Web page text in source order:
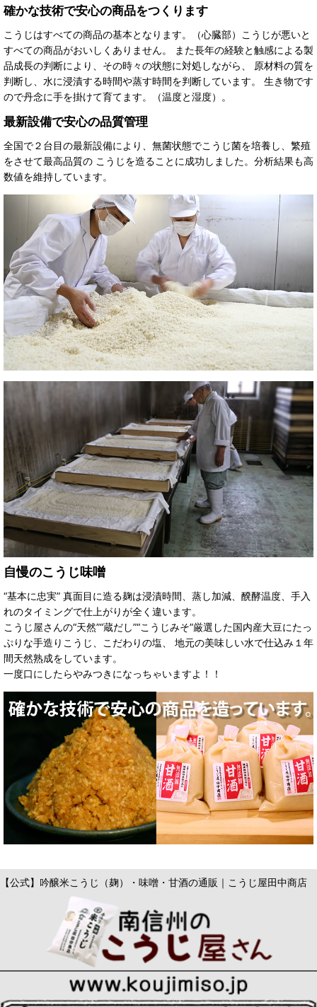
確かな技術で安心の商品をつくります
こうじはすべての商品の基本となります。（心臓部）こうじが悪いと
すべての商品がおいしくありません。 また長年の経験と触感による製
品成長の判断により、その時々の状態に対処しながら、 原材料の質を
判断し、水に浸漬する時間や蒸す時間を判断しています。 生き物です
ので丹念に手を掛けて育てます。（温度と湿度）。
最新設備で安心の品質管理
全国で２台目の最新設備により、無菌状態でこうじ菌を培養し、繁殖
をさせて最高品質の こうじを造ることに成功しました。分析結果も高
数値を維持しています。
自慢のこうじ味噌
“基本に忠実” 真面目に造る麹は浸漬時間、蒸し加減、醗酵温度、手入
れのタイミングで仕上がりが全く違います。
こうじ屋さんの“天然”“蔵だし”“こうじみそ”厳選した国内産大豆にたっ
ぷりな手造りこうじ、こだわりの塩、 地元の美味しい水で仕込み１年
間天然熟成をしています。
一度口にしたらやみつきになっちゃいますよ！！
【公式】吟醸米こうじ（麹）・味噌・甘酒の通販｜こうじ屋田中商店